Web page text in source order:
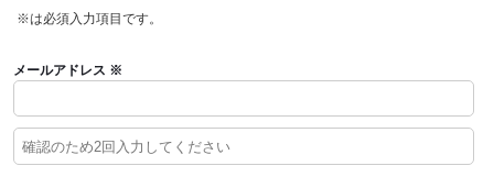
ニースリーブ
ニーラップ Forge(フォージ)
※は必須入力項目です。
メールアドレス ※